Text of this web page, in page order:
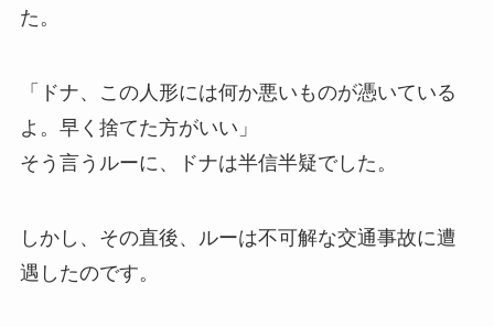
た。
「ドナ、この人形には何か悪いものが憑いている
よ。早く捨てた方がいい」
そう言うルーに、ドナは半信半疑でした。
しかし、その直後、ルーは不可解な交通事故に遭
遇したのです。